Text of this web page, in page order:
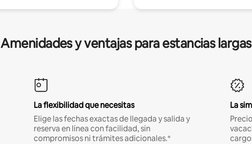
Amenidades y ventajas para estancias largas
La flexibilidad que necesitas
Elige las fechas exactas de llegada y salida y
reserva en línea con facilidad, sin
compromisos ni trámites adicionales.*
La